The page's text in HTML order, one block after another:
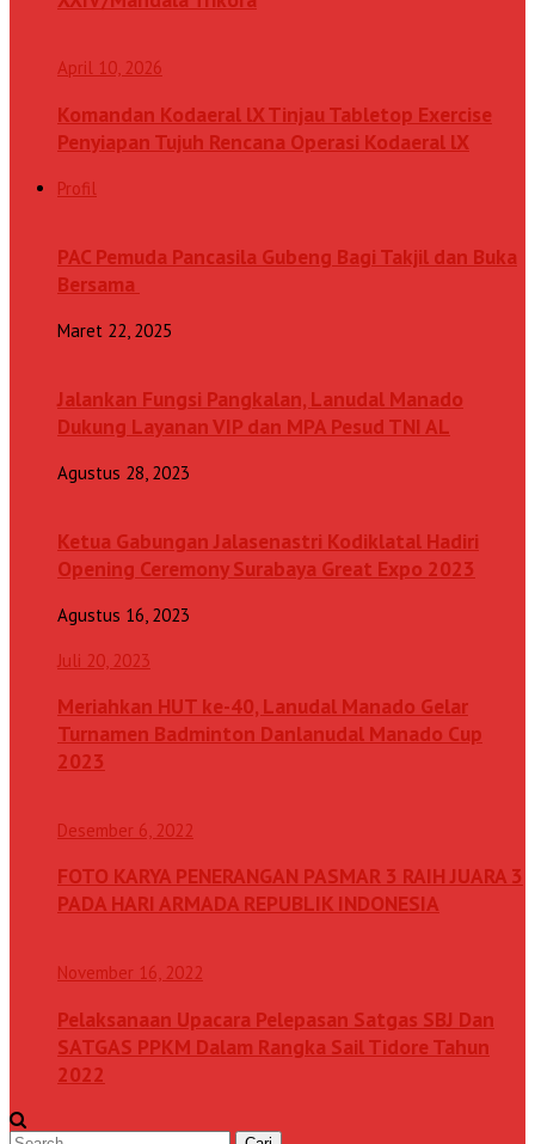
April 10, 2026
Komandan Kodaeral lX Tinjau Tabletop Exercise
Penyiapan Tujuh Rencana Operasi Kodaeral lX
Profil
PAC Pemuda Pancasila Gubeng Bagi Takjil dan Buka
Bersama
Maret 22, 2025
Jalankan Fungsi Pangkalan, Lanudal Manado
Dukung Layanan VIP dan MPA Pesud TNI AL
Agustus 28, 2023
Ketua Gabungan Jalasenastri Kodiklatal Hadiri
Opening Ceremony Surabaya Great Expo 2023
Agustus 16, 2023
Juli 20, 2023
Meriahkan HUT ke-40, Lanudal Manado Gelar
Turnamen Badminton Danlanudal Manado Cup
2023
Desember 6, 2022
FOTO KARYA PENERANGAN PASMAR 3 RAIH JUARA 3
PADA HARI ARMADA REPUBLIK INDONESIA
November 16, 2022
Pelaksanaan Upacara Pelepasan Satgas SBJ Dan
SATGAS PPKM Dalam Rangka Sail Tidore Tahun
2022